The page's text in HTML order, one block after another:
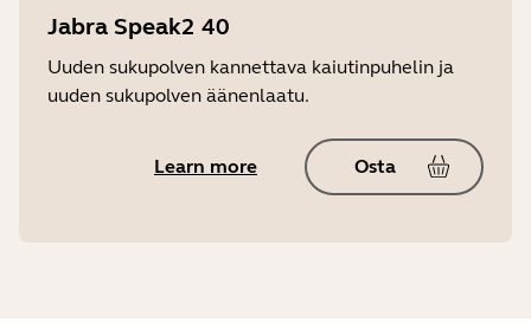
Jabra Speak2 40
Uuden sukupolven kannettava kaiutinpuhelin ja
uuden sukupolven äänenlaatu.
Learn more Osta